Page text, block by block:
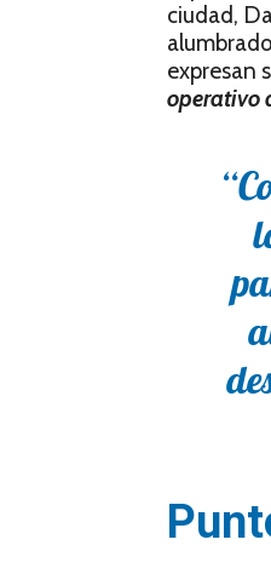
ciudad,
expresan
operativo